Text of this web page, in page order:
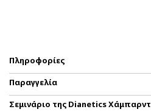
Πληροφορίες
Παραγγελία
Σεμινάριο της Dianetics Χάμπαρντ